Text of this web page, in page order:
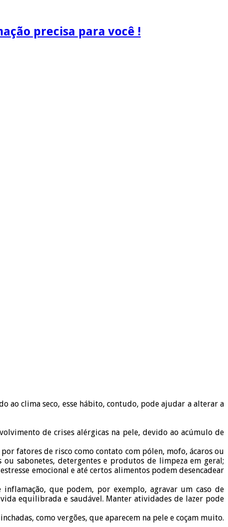
precisa para você !
ao clima seco, esse hábito, contudo, pode ajudar a alterar a
de crises alérgicas na pele, devido ao acúmulo de
fatores de risco como contato com pólen, mofo, ácaros ou
sabonetes, detergentes e produtos de limpeza em geral;
emocional e até certos alimentos podem desencadear
que podem, por exemplo, agravar um caso de
equilibrada e saudável. Manter atividades de lazer pode
como vergões, que aparecem na pele e coçam muito.